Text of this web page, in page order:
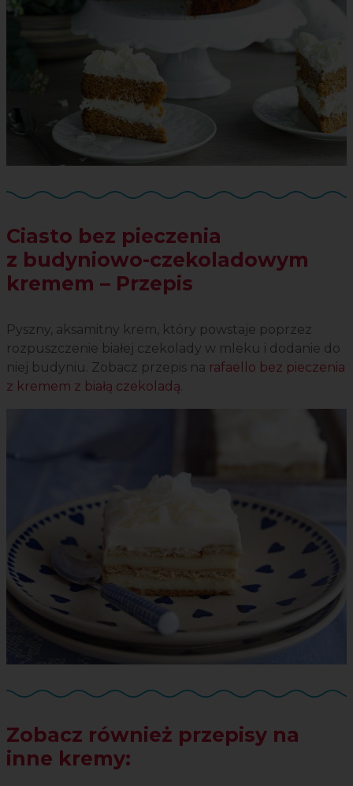
Ciasto bez pieczenia
z budyniowo-czekoladowym
kremem – Przepis
Pyszny, aksamitny krem, który powstaje poprzez
rozpuszczenie białej czekolady w mleku i dodanie do
niej budyniu. Zobacz przepis na rafaello bez pieczenia
z kremem z białą czekoladą.
Zobacz również przepisy na
inne kremy: